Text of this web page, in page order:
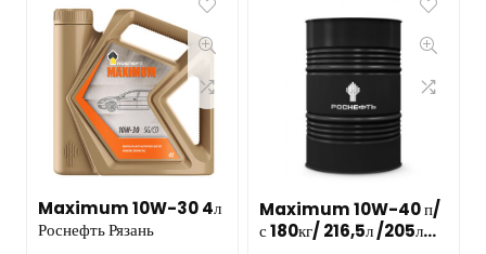
Maximum 10W-30 4л
Роснефть Рязань
Maximum 10W-40 п/
с 180кг/ 216,5л /205л